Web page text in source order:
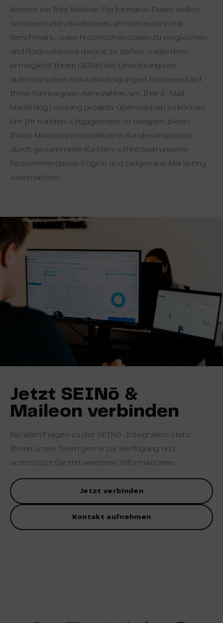
können sie Ihre Maileon Performace-Daten selbst
sortieren und visualisieren, um diese dann mit
Benchmark- oder historischen Daten zu vergleichen
und Rückschlüsse daraus zu ziehen. Außerdem
ermöglicht Ihnen SEINō die Einrichtung von
automatischen Benachrichtigungen, basierend auf
Ihren Kampagnen-Kennzahlen, um Ihre E-Mail-
Marketing Leistung proaktiv überwachen zu können.
Um Ihr Kunden-Engagement zu steigern, bietet
Ihnen Maileon personalisierte Kundenangebote
durch gesammelte Kunden-Affinitäten unserer
Recommendation Engine und zielgenaue Marketing
Automations.
Jetzt SEINō &
Maileon verbinden
Bei allen Fragen zu der SEINō-Integration steht
Ihnen unser Team gerne zur Verfügung und
unterstützt Sie mit weiteren Informationen.
Jetzt verbinden
Kontakt aufnehmen